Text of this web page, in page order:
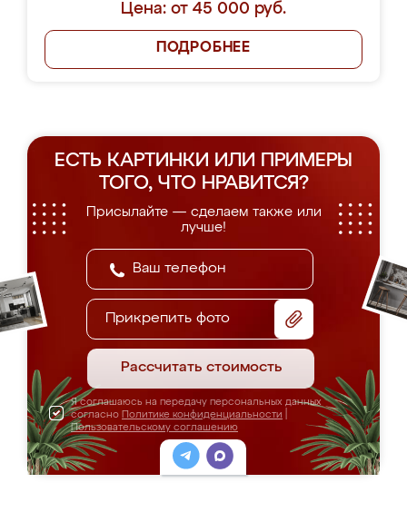
Цена: от 45 000 руб.
ПОДРОБНЕЕ
ЕСТЬ КАРТИНКИ ИЛИ ПРИМЕРЫ
ТОГО, ЧТО НРАВИТСЯ?
Присылайте — сделаем также или
лучше!
Прикрепить фото
Рассчитать стоимость
Я соглашаюсь на передачу персональных данных
согласно Политике конфиденциальности
Пользовательскому соглашению